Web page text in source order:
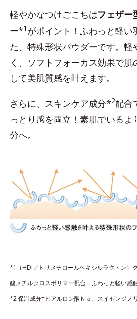
軽やかなつけごこちはフェザー
ー*1 がポイント！ふわっと軽い
た、特殊形状パウダーです。軽
く、ソフトフォーカス効果で肌
して美肌質感を叶えます。
さらに、スキンケア成分*2配合
っとり感を両立！素肌でいるよ
分へ。
*1（HDI／トリメチロールヘキシルラクトン）
酸メチルクロスポリマー配合＝ふわっと軽い感
*2 保湿成分=ヒアルロン酸Ｎａ、スイゼンジノ